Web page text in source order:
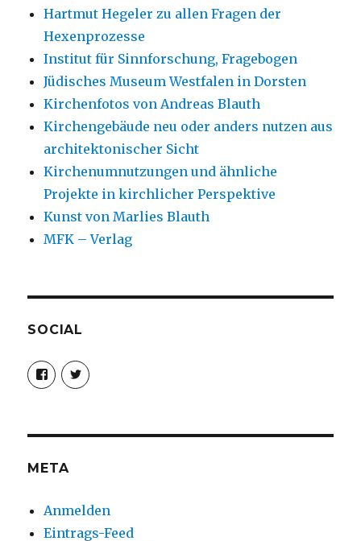
Hartmut Hegeler zu allen Fragen der
Hexenprozesse
Institut für Sinnforschung, Fragebogen
Jüdisches Museum Westfalen in Dorsten
Kirchenfotos von Andreas Blauth
Kirchengebäude neu oder anders nutzen aus
architektonischer Sicht
Kirchenumnutzungen und ähnliche
Projekte in kirchlicher Perspektive
Kunst von Marlies Blauth
MFK – Verlag
SOCIAL
Profil
von
christoph.fleischer1
anzeigen
Profil
von
ChristophFl
anzeigen
META
Anmelden
Eintrags-Feed